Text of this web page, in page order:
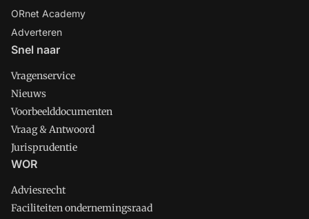
ORnet Academy
Adverteren
Snel naar
Vragenservice
Nieuws
Voorbeelddocumenten
Vraag & Antwoord
Jurisprudentie
WOR
Adviesrecht
Faciliteiten ondernemingsraad